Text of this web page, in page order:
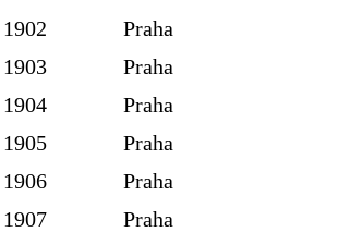
1902
Praha
1903
Praha
1904
Praha
1905
Praha
1906
Praha
1907
Praha